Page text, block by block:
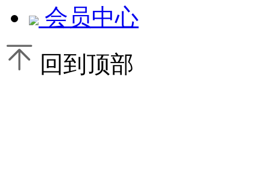
会员中心
回到顶部